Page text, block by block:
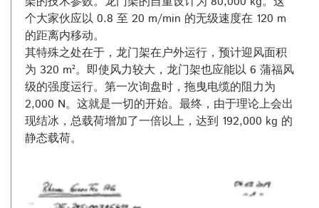
个大家伙应以 0.8 至 20 m/min 的无级速度在 120 m
的距离内移动。
其特殊之处在于，龙门架在户外运行，预计迎风面积
为 320 m²。即使风力较大，龙门架也应能以 6 蒲福风
级的强度运行。第一次询盘时，拖曳电缆的阻力为
2,000 N。这就是一切的开始。最终，由于理论上会出
现结冰，总载荷增加了一倍以上，达到 192,000 kg 的
静态载荷。